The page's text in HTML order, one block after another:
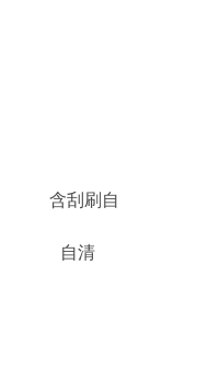
， 含刮刷自
刮刷 自清